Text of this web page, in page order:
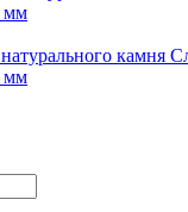
камня
мм